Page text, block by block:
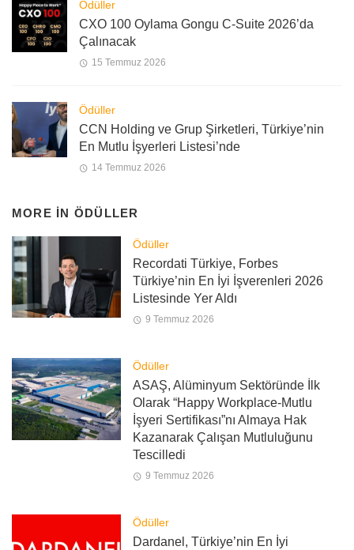
Ödüller
CXO 100 Oylama Gongu C-Suite 2026’da
Çalınacak
15 Temmuz 2026
Ödüller
CCN Holding ve Grup Şirketleri, Türkiye’nin
En Mutlu İşyerleri Listesi’nde
14 Temmuz 2026
MORE IN ÖDÜLLER
Ödüller
Recordati Türkiye, Forbes
Türkiye’nin En İyi İşverenleri 2026
Listesinde Yer Aldı
9 Temmuz 2026
Ödüller
ASAŞ, Alüminyum Sektöründe İlk
Olarak “Happy Workplace-Mutlu
İşyeri Sertifikası”nı Almaya Hak
Kazanarak Çalışan Mutluluğunu
Tescilledi
9 Temmuz 2026
Ödüller
Dardanel, Türkiye’nin En İyi